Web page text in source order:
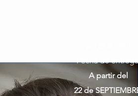
Fecha de entrega:
A partir del
22 de SEPTIEMBRE.